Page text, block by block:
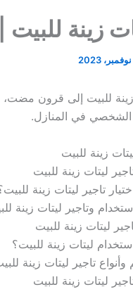
|60656620| أفراح الكويت
زينة للبيت إلى قرون
الشخصي في المنازل.
زينة للبيت
ليتات زينة للبيت
تاجير ليتات زينة
وتاجير ليتات زينة
ليتات زينة للبيت
ليتات زينة للبيت؟
تاجير ليتات زينة
ليتات زينة للبيت